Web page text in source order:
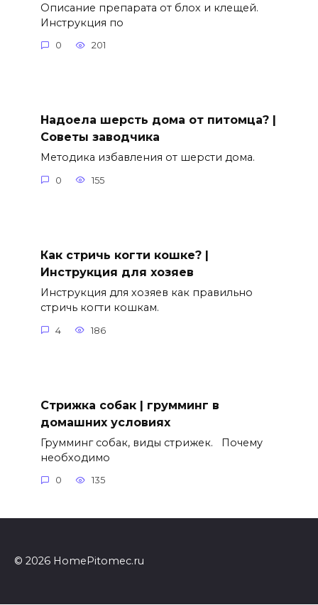
Описание препарата от блох и клещей.
Инструкция по
0 201
Надоела шерсть дома от питомца? |
Советы заводчика
Методика избавления от шерсти дома.
0 155
Как стричь когти кошке? |
Инструкция для хозяев
Инструкция для хозяев как правильно
стричь когти кошкам.
4 186
Стрижка собак | грумминг в
домашних условиях
Грумминг собак, виды стрижек. Почему
необходимо
0 135
© 2026 HomePitomec.ru